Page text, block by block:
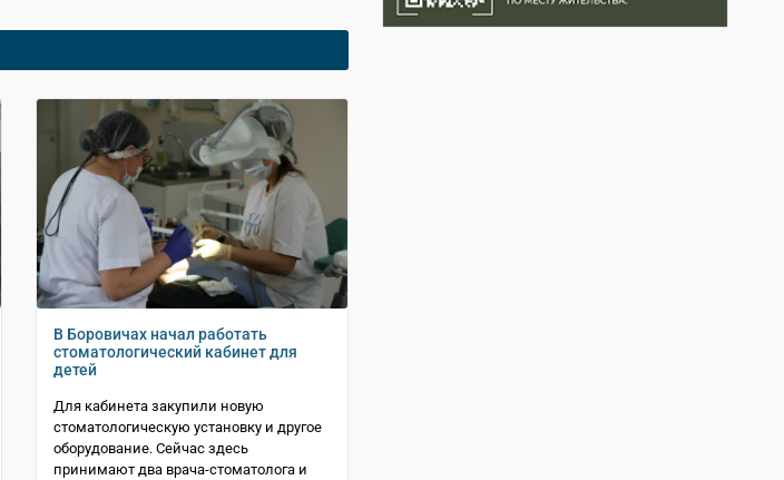
В Боровичах начал работать
стоматологический кабинет для
детей
Для кабинета закупили новую
стоматологическую установку и другое
оборудование. Сейчас здесь
принимают два врача-стоматолога и